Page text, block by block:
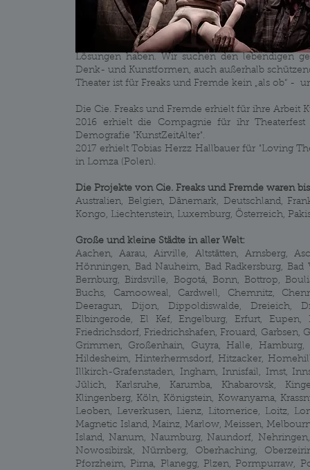
​In unseren Arbeiten stellen wir uns
Lösungen haben. Wir suchen den lebendigen
Denk- und Kunstformen, auch außerhalb
Theater ist für Freaks und Fremde kein „als ob“ -
Die Cie. Freaks und Fremde erhielt für ihre Arbeit
2016 erhielt die Compagnie für ihr
Demografie "KunstZeitAlter".
2017 erhielt Tobias Herzz Hallbauer für "Loving
in Lomza (Polen).
Die Projekte von Cie. Freaks und Fremde waren
Australien, Belgien, Dänemark, Deutschland,
Kongo, Liechtenstein, Luxemburg, Österreich,
Große und kleine Städte in aller Welt:
Aachen, Aarau, Airville, Altstätten, Arnsberg,
Hönningen, Bad Nauheim, Bad Radkersburg, Bad
Bernburg, Birdsville, Bogotá, Bonn, Bottrop,
Buchs, Camooweal, Cardwell, Chemnitz,
Deeragun, Dijon, Dippoldiswalde, Dreieich,
Elbingerode, El Kef, Engelburg, Erfurt, Eupen,
Friedrichsdorf, Friedrichshafen, Frouard, Garbsen,
Grimmen, Großenhain, Guyra, Halle,
Hildesheim, Hinterhermsdorf, Hitzacker,
Illkirch-Grafenstaden, Ingham, Innisfail, Imst,
Jülich, Karlsruhe, Karumba, Khabarovsk,
Klingenberg, Köln, Königstein, Kowanyama,
Leoben, Leverkusen, Lienz, Litomerice, Loitz,
Magnetic Island, Mainz, Marlow, Meissen,
Island, Nanum, Naumburg, Naundorf,
Nowosibirsk, Nürnberg, Oberhaching,
Pforzheim, Pirna, Planegg, Plzen, Pormpurraw,